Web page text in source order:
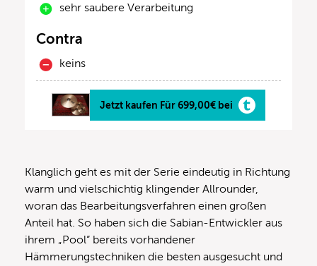
sehr saubere Verarbeitung
Contra
keins
Jetzt kaufen Für 699,00€ bei
Klanglich geht es mit der Serie eindeutig in Richtung
warm und vielschichtig klingender Allrounder,
woran das Bearbeitungsverfahren einen großen
Anteil hat. So haben sich die Sabian-Entwickler aus
ihrem „Pool“ bereits vorhandener
Hämmerungstechniken die besten ausgesucht und